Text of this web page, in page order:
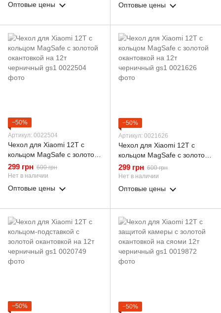
Оптовые цены Оптовые цены
−50%
Артикул: 0022504
Чехол для Xiaomi 12T с
кольцом MagSafe с золотой
окантовкой на 12т
черничный gs1
299 грн 600 грн
Нет в наличии
Оптовые цены
−50%
Артикул: 0021626
Чехол для Xiaomi 12T с
кольцом MagSafe с золотой
окантовкой на 12т
черничный gs1
299 грн 600 грн
Нет в наличии
Оптовые цены
−50%
−50%